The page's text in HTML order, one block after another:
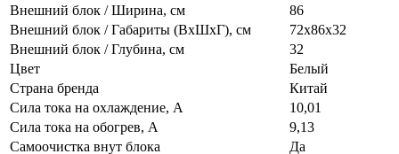
Внешний блок / Ширина, см
86
Внешний блок / Габариты (ВхШхГ), см
72x86x32
Внешний блок / Глубина, см
32
Цвет
Белый
Страна бренда
Китай
Сила тока на охлаждение, А
10,01
Сила тока на обогрев, А
9,13
Самоочистка внут блока
Да